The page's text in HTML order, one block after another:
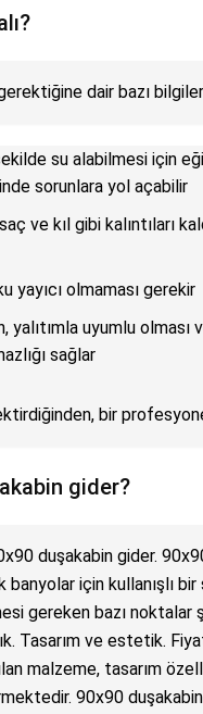
dair bazı
su alabilmesi için
sorunlara yol açabilir
ve kıl gibi kalıntıları
yayıcı olmaması gerekir
yalıtımla uyumlu
sağlar
bir
gider?
duşakabin gider.
banyolar için kullanışlı
gereken bazı noktalar
Tasarım ve estetik.
malzeme, tasarım
90x90